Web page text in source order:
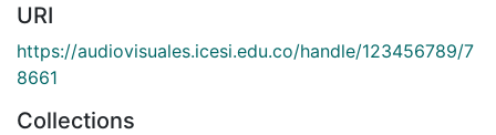
URI
https://audiovisuales.icesi.edu.co/handle/123456789/7
8661
Collections